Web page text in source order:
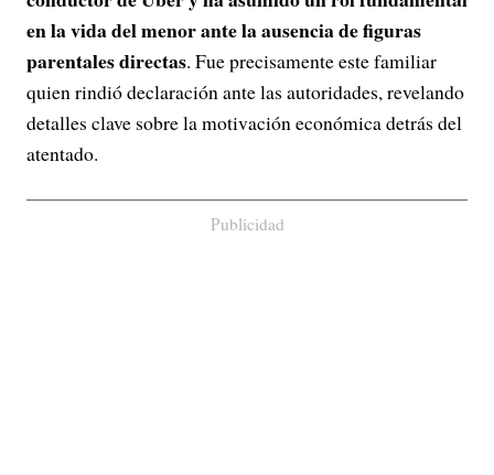
en la vida del menor ante la ausencia de figuras
parentales directas. Fue precisamente este familiar
quien rindió declaración ante las autoridades, revelando
detalles clave sobre la motivación económica detrás del
atentado.
Publicidad